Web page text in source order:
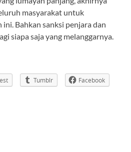
masyarakat untuk
Bahkan sanksi penjara dan
siapa saja yang melanggarnya.
Tumblr Facebook